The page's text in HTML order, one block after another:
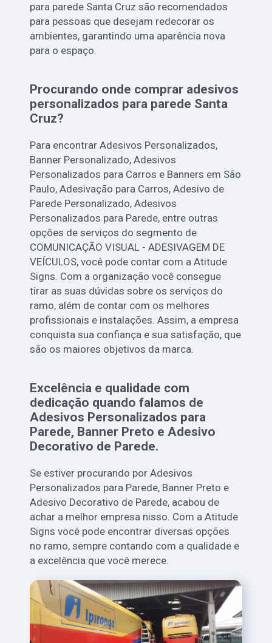
para parede Santa Cruz são recomendados
para pessoas que desejam redecorar os
ambientes, garantindo uma aparência nova
para o espaço.
Procurando onde comprar adesivos
personalizados para parede Santa
Cruz?
Para encontrar Adesivos Personalizados,
Banner Personalizado, Adesivos
Personalizados para Carros e Banners em São
Paulo, Adesivação para Carros, Adesivo de
Parede Personalizado, Adesivos
Personalizados para Parede, entre outras
opções de serviços do segmento de
COMUNICAÇÃO VISUAL - ADESIVAGEM DE
VEÍCULOS, você pode contar com a Atitude
Signs. Com a organização você consegue
tirar as suas dúvidas sobre os serviços do
ramo, além de contar com os melhores
profissionais e instalações. Assim, a empresa
conquista sua confiança e sua satisfação, que
são os maiores objetivos da marca.
Excelência e qualidade com
dedicação quando falamos de
Adesivos Personalizados para
Parede, Banner Preto e Adesivo
Decorativo de Parede.
Se estiver procurando por Adesivos
Personalizados para Parede, Banner Preto e
Adesivo Decorativo de Parede, acabou de
achar a melhor empresa nisso. Com a Atitude
Signs você pode encontrar diversas opções
no ramo, sempre contando com a qualidade e
a excelência que você merece.